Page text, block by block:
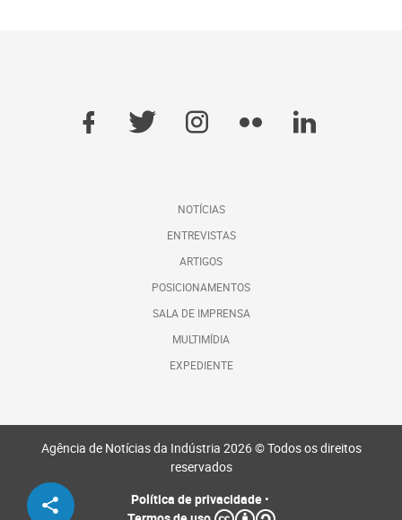
NOTÍCIAS
ENTREVISTAS
ARTIGOS
POSICIONAMENTOS
SALA DE IMPRENSA
MULTIMÍDIA
EXPEDIENTE
Agência de Notícias da Indústria 2026 © Todos os direitos
reservados
Política de privacidade•